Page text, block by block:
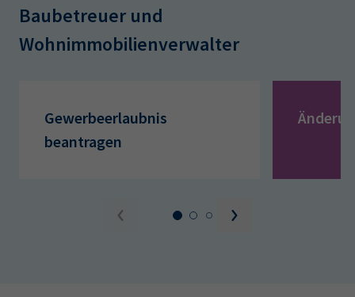
Baubetreuer und
Wohnimmobilienverwalter
Gewerbeerlaubnis
beantragen